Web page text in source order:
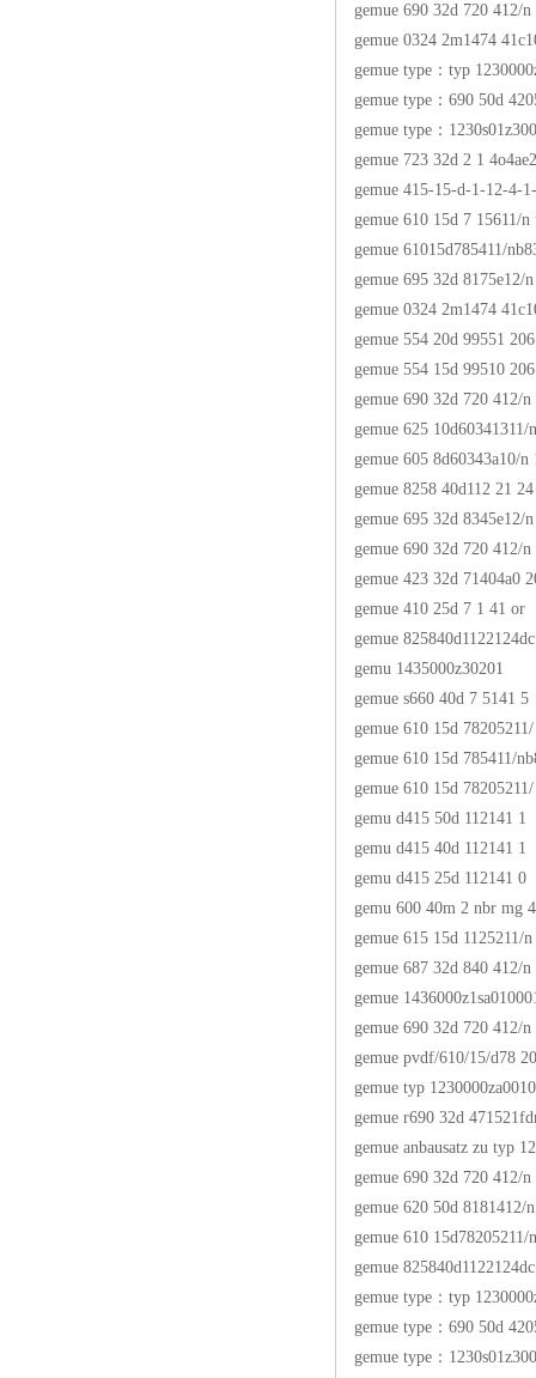
gemue 690 32d 720 412/n
gemue 0324 2m1474
gemue type：typ
gemue type：690 50d
gemue type：
gemue 723 32d 2 1
gemue 415-15-d-1-12-4-
gemue 610 15d 7 15611/n
gemue 61015d785411/
gemue 695 32d 8175e12/n
gemue 0324 2m1474
gemue 554 20d 99551
gemue 554 15d 99510
gemue 690 32d 720 412/n
gemue 625 10d60341311/
gemue 605 8d60343a10/n
gemue 8258 40d112 21
gemue 695 32d 8345e12/
gemue 690 32d 720 412/n
gemue 423 32d 71404a0
gemue 410 25d 7 1 41 or
gemue 825840d1122124dc
gemu 1435000z30201
gemue s660 40d 7 5141 5
gemue 610 15d
gemue 610 15d 785411/
gemue 610 15d
gemu d415 50d 112141 1
gemu d415 40d 112141 1
gemu d415 25d 112141 0
gemu 600 40m 2 nbr mg
gemue 615 15d 1125211/n
gemue 687 32d 840 412/n
gemue
gemue 690 32d 720 412/n
gemue pvdf/610/15/d78
gemue typ
gemue r690 32d
gemue anbausatz zu typ
gemue 690 32d 720 412/n
gemue 620 50d 8181412/
gemue 610 15d78205211/
gemue 825840d1122124dc
gemue type：typ
gemue type：690 50d
gemue type：